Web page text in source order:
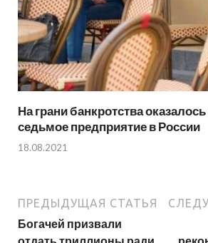
На грани банкротства
седьмое предприятие в России
18.08.2021
ПРЕДЫДУЩАЯ СТАТЬЯ
Богачей призвали
отдать триллионы ради